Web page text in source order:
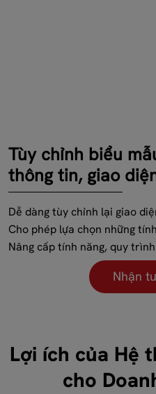
Tùy chỉnh biểu
thông tin, giao
Dễ dàng tùy chỉnh lại giao
Cho phép lựa chọn những
Nâng cấp tính năng, quy
Nhận
Lợi ích của Hệ
cho